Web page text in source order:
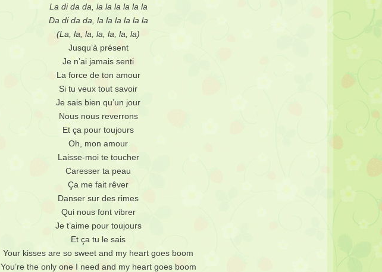
La di da da, la la la la la la
Da di da da, la la la la la la
(La, la, la, la, la, la, la)
Jusqu’à présent
Je n’ai jamais senti
La force de ton amour
Si tu veux tout savoir
Je sais bien qu’un jour
Nous nous reverrons
Et ça pour toujours
Oh, mon amour
Laisse-moi te toucher
Caresser ta peau
Ça me fait rêver
Danser sur des rimes
Qui nous font vibrer
Je t’aime pour toujours
Et ça tu le sais
Your kisses are so sweet and my heart goes boom
You’re the only one I need and my heart goes boom